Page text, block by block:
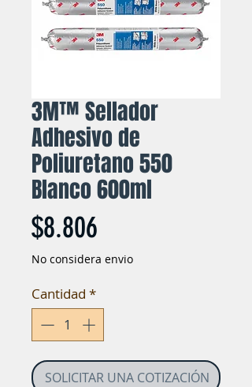
3M™ Sellador
Adhesivo de
Poliuretano 550
Blanco 600ml
$8.806
No considera envio
Cantidad *
SOLICITAR UNA COTIZACIÓN